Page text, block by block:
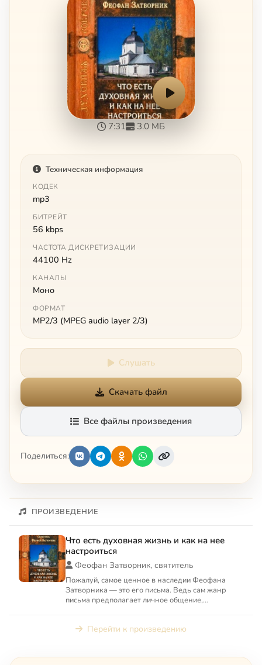
7:31 3.0 МБ
Техническая информация
КОДЕК
mp3
БИТРЕЙТ
56 kbps
ЧАСТОТА ДИСКРЕТИЗАЦИИ
44100 Hz
КАНАЛЫ
Моно
ФОРМАТ
MP2/3 (MPEG audio layer 2/3)
Слушать
Скачать файл
Все файлы произведения
Поделиться:
ПРОИЗВЕДЕНИЕ
Что есть духовная жизнь и как на нее
настроиться
Феофан Затворник, святитель
Пожалуй, самое ценное в наследии Феофана
Затворника — это его письма. Ведь сам жанр
письма предполагает личное общение,
Перейти к произведению